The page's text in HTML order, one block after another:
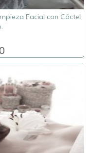
Facial con Cóctel